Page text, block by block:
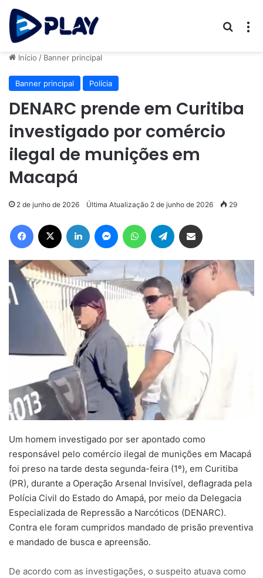
Início / Banner principal
Banner principal Polícia
DENARC prende em Curitiba
investigado por comércio
ilegal de munições em
Macapá
2 de junho de 2026 Última Atualização 2 de junho de 2026 29
Um homem investigado por ser apontado como
responsável pelo comércio ilegal de munições em Macapá
foi preso na tarde desta segunda-feira (1º), em Curitiba
(PR), durante a Operação Arsenal Invisível, deflagrada pela
Polícia Civil do Estado do Amapá, por meio da Delegacia
Especializada de Repressão a Narcóticos (DENARC).
Contra ele foram cumpridos mandado de prisão preventiva
e mandado de busca e apreensão.
De acordo com as investigações, o suspeito atuava como